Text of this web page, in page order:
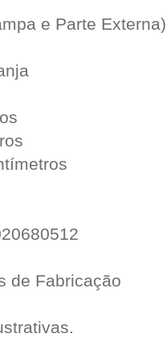
e Parte
de Fabricação